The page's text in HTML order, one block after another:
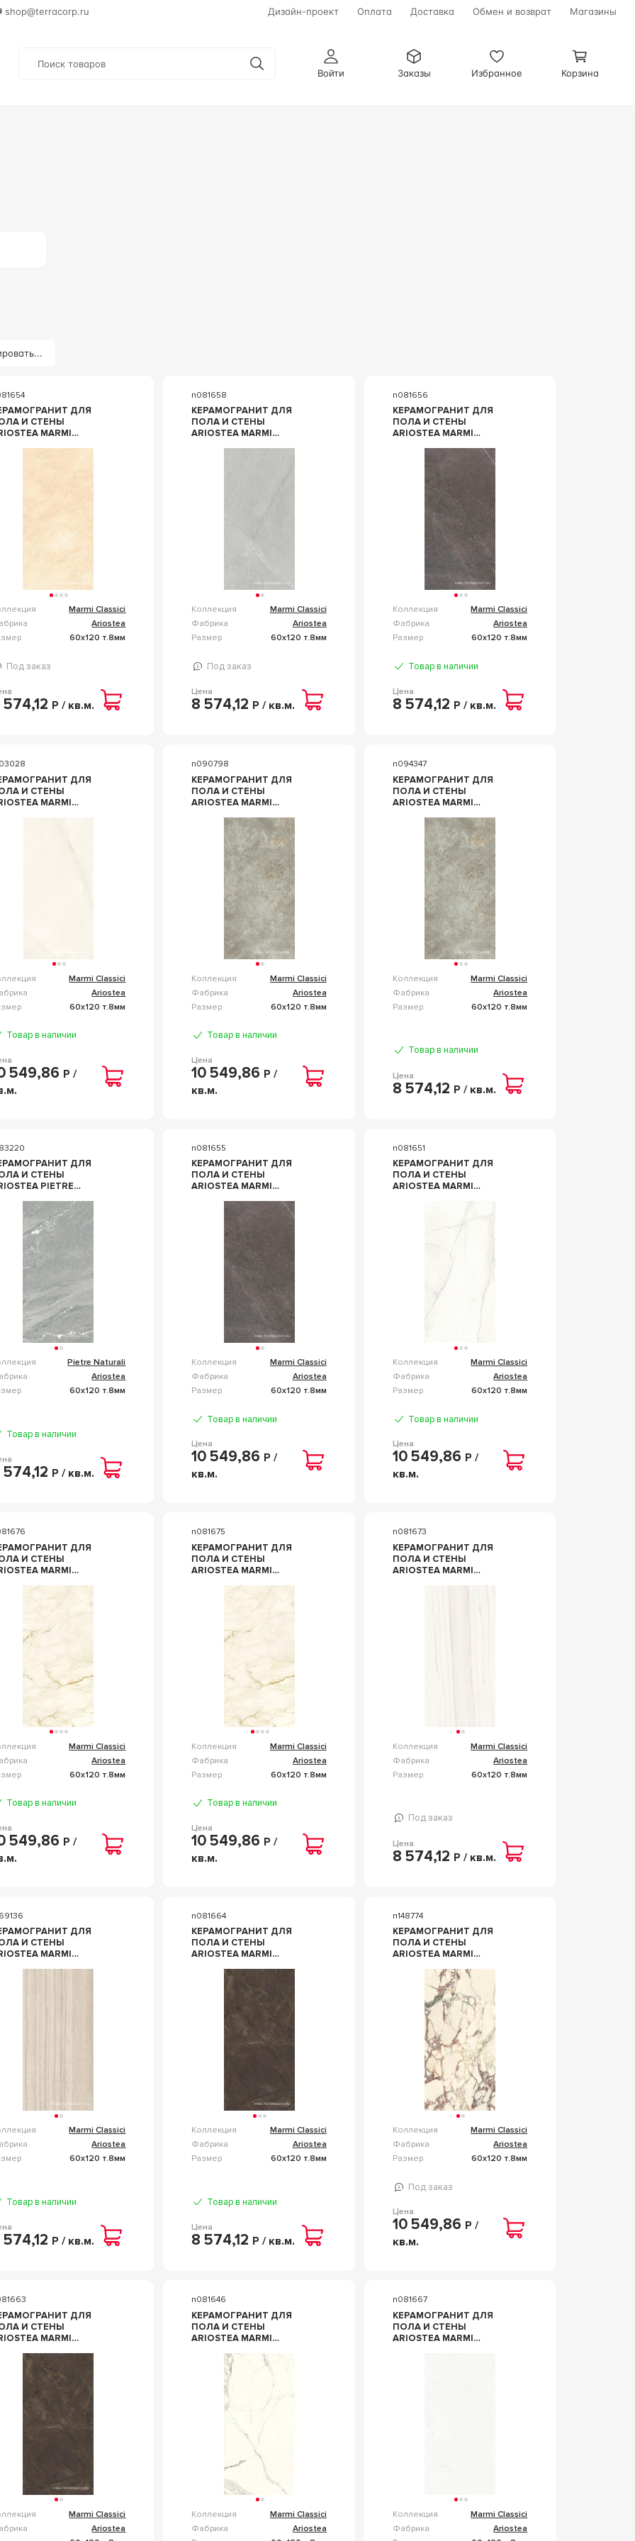
shop@terracorp.ru Дизайн-проект Оплата Доставка Обмен и возврат Магазины
Войти
Заказы Избранное Корзина
ДЛЯ
И СТЕНЫ
MARMI
Marmi Classici
Ariostea
60x120 т.8мм
Под заказ
574,12 Р / кв.м.
n081658
КЕРАМОГРАНИТ ДЛЯ
ПОЛА И СТЕНЫ
ARIOSTEA MARMI
Коллекция
Marmi Classici
Фабрика
Ariostea
Размер
60x120 т.8мм
Под заказ
Цена
8 574,12 Р / кв.м.
n081656
КЕРАМОГРАНИТ ДЛЯ
ПОЛА И СТЕНЫ
ARIOSTEA MARMI
SOFT 60Х120 P612528
Коллекция
Marmi Classici
Фабрика
Ariostea
Размер
60x120 т.8мм
Товар в наличии
Цена
8 574,12 Р / кв.м.
ДЛЯ
И СТЕНЫ
MARMI
Marmi Classici
Ariostea
60x120 т.8мм
Товар в наличии
549,86 Р /
n090798
КЕРАМОГРАНИТ ДЛЯ
ПОЛА И СТЕНЫ
ARIOSTEA MARMI
LUC 60X120 PL612574
Коллекция
Marmi Classici
Фабрика
Ariostea
Размер
60x120 т.8мм
Товар в наличии
Цена
10 549,86 Р /
кв.м.
n094347
КЕРАМОГРАНИТ ДЛЯ
ПОЛА И СТЕНЫ
ARIOSTEA MARMI
SOFT 60X120 P612574
Коллекция
Marmi Classici
Фабрика
Ariostea
Размер
60x120 т.8мм
Товар в наличии
Цена
8 574,12 Р / кв.м.
ДЛЯ
И СТЕНЫ
PIETRE
(R10) 60X120
Pietre Naturali
Ariostea
60x120 т.8мм
Товар в наличии
574,12 Р / кв.м.
n081655
КЕРАМОГРАНИТ ДЛЯ
ПОЛА И СТЕНЫ
ARIOSTEA MARMI
LUC 60Х120 PL612528
Коллекция
Marmi Classici
Фабрика
Ariostea
Размер
60x120 т.8мм
Товар в наличии
Цена
10 549,86 Р /
кв.м.
n081651
КЕРАМОГРАНИТ ДЛЯ
ПОЛА И СТЕНЫ
ARIOSTEA MARMI
LINCOLN LUC 60X120
Коллекция
Marmi Classici
Фабрика
Ariostea
Размер
60x120 т.8мм
Товар в наличии
Цена
10 549,86 Р /
кв.м.
ДЛЯ
И СТЕНЫ
MARMI
VECCHIA LEV
60X120 PK612575
Marmi Classici
Ariostea
60x120 т.8мм
Товар в наличии
549,86 Р /
n081675
КЕРАМОГРАНИТ ДЛЯ
ПОЛА И СТЕНЫ
ARIOSTEA MARMI
MACCHIA VECCHIA LUC
Коллекция
Marmi Classici
Фабрика
Ariostea
Размер
60x120 т.8мм
Товар в наличии
Цена
10 549,86 Р /
кв.м.
n081673
КЕРАМОГРАНИТ ДЛЯ
ПОЛА И СТЕНЫ
ARIOSTEA MARMI
Коллекция
Marmi Classici
Фабрика
Ariostea
Размер
60x120 т.8мм
Под заказ
Цена
8 574,12 Р / кв.м.
ДЛЯ
И СТЕНЫ
MARMI
Marmi Classici
Ariostea
60x120 т.8мм
Товар в наличии
574,12 Р / кв.м.
n081664
КЕРАМОГРАНИТ ДЛЯ
ПОЛА И СТЕНЫ
ARIOSTEA MARMI
SOFT 60X120 P612515
Коллекция
Marmi Classici
Фабрика
Ariostea
Размер
60x120 т.8мм
Товар в наличии
Цена
8 574,12 Р / кв.м.
n148774
КЕРАМОГРАНИТ ДЛЯ
ПОЛА И СТЕНЫ
ARIOSTEA MARMI
VIOLA LUC 60X120
PL612671
Коллекция
Marmi Classici
Фабрика
Ariostea
Размер
60x120 т.8мм
Под заказ
Цена
10 549,86 Р /
кв.м.
ДЛЯ
И СТЕНЫ
MARMI
PL612515
Marmi Classici
Ariostea
n081646
КЕРАМОГРАНИТ ДЛЯ
ПОЛА И СТЕНЫ
ARIOSTEA MARMI
CALACATTA LUC 60X120
PL612527
Коллекция
Marmi Classici
Фабрика
Ariostea
n081667
КЕРАМОГРАНИТ ДЛЯ
ПОЛА И СТЕНЫ
ARIOSTEA MARMI
Коллекция
Marmi Classici
Фабрика
Ariostea